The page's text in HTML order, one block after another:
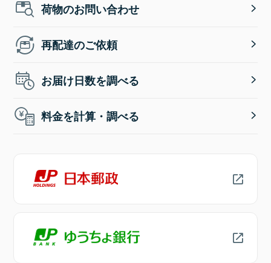
荷物のお問い合わせ
再配達のご依頼
お届け日数を調べる
料金を計算・調べる